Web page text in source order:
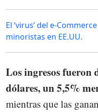
El ‘virus’ del e-
minoristas en EE.UU.
Los ingresos fueron
dólares, un 5,5%
mientras que las